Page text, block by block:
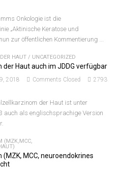
Onkologie ist die
„Aktinische Keratose und
zur öffentlichen Kommentierung ...
HAUT / UNCATEGORIZED
Haut auch im JDDG verfügbar
2018 Comments Closed
2793
der Haut ist unter
als englischsprachige Version
(MZK,MCC,
MCC, neuroendokrines